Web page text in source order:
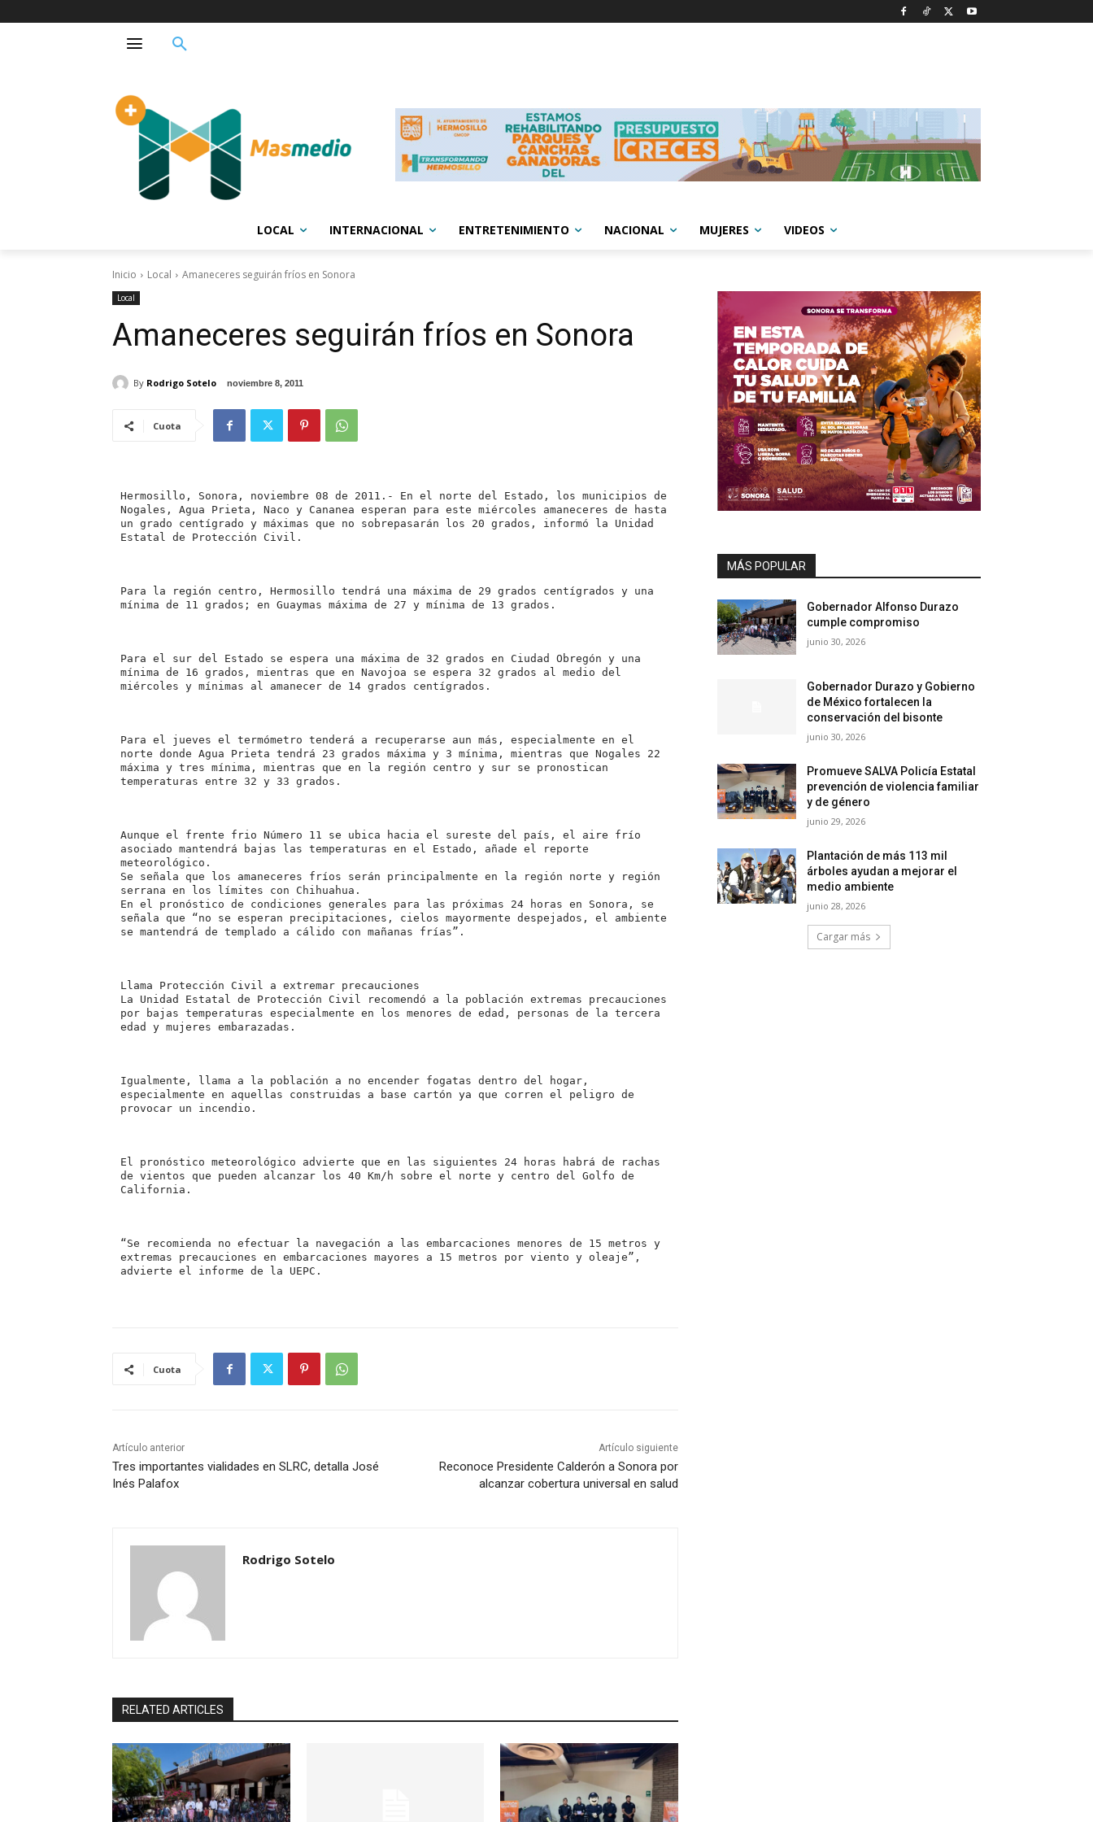
LOCAL INTERNACIONAL ENTRETENIMIENTO NACIONAL MUJERES VIDEOS
Inicio Local Amaneceres seguirán fríos en Sonora
Local
Amaneceres seguirán fríos en Sonora
By Rodrigo Sotelo noviembre 8, 2011
Cuota
Hermosillo, Sonora, noviembre 08 de 2011.- En el norte del Estado, los municipios de
Nogales, Agua Prieta, Naco y Cananea esperan para este miércoles amaneceres de hasta
un grado centígrado y máximas que no sobrepasarán los 20 grados, informó la Unidad
Estatal de Protección Civil.
Para la región centro, Hermosillo tendrá una máxima de 29 grados centígrados y una
mínima de 11 grados; en Guaymas máxima de 27 y mínima de 13 grados.
Para el sur del Estado se espera una máxima de 32 grados en Ciudad Obregón y una
mínima de 16 grados, mientras que en Navojoa se espera 32 grados al medio del
miércoles y mínimas al amanecer de 14 grados centígrados.
Para el jueves el termómetro tenderá a recuperarse aun más, especialmente en el
norte donde Agua Prieta tendrá 23 grados máxima y 3 mínima, mientras que Nogales 22
máxima y tres mínima, mientras que en la región centro y sur se pronostican
temperaturas entre 32 y 33 grados.
Aunque el frente frio Número 11 se ubica hacia el sureste del país, el aire frío
asociado mantendrá bajas las temperaturas en el Estado, añade el reporte
meteorológico.
Se señala que los amaneceres fríos serán principalmente en la región norte y región
serrana en los límites con Chihuahua.
En el pronóstico de condiciones generales para las próximas 24 horas en Sonora, se
señala que “no se esperan precipitaciones, cielos mayormente despejados, el ambiente
se mantendrá de templado a cálido con mañanas frías”.
Llama Protección Civil a extremar precauciones
La Unidad Estatal de Protección Civil recomendó a la población extremas precauciones
por bajas temperaturas especialmente en los menores de edad, personas de la tercera
edad y mujeres embarazadas.
Igualmente, llama a la población a no encender fogatas dentro del hogar,
especialmente en aquellas construidas a base cartón ya que corren el peligro de
provocar un incendio.
El pronóstico meteorológico advierte que en las siguientes 24 horas habrá de rachas
de vientos que pueden alcanzar los 40 Km/h sobre el norte y centro del Golfo de
California.
“Se recomienda no efectuar la navegación a las embarcaciones menores de 15 metros y
extremas precauciones en embarcaciones mayores a 15 metros por viento y oleaje”,
advierte el informe de la UEPC.
Cuota
Artículo anterior
Tres importantes vialidades en SLRC, detalla José
Inés Palafox
Artículo siguiente
Reconoce Presidente Calderón a Sonora por
alcanzar cobertura universal en salud
Rodrigo Sotelo
RELATED ARTICLES
MÁS POPULAR
Gobernador Alfonso Durazo
cumple compromiso
junio 30, 2026
Gobernador Durazo y Gobierno
de México fortalecen la
conservación del bisonte
junio 30, 2026
Promueve SALVA Policía Estatal
prevención de violencia familiar
y de género
junio 29, 2026
Plantación de más 113 mil
árboles ayudan a mejorar el
medio ambiente
junio 28, 2026
Cargar más